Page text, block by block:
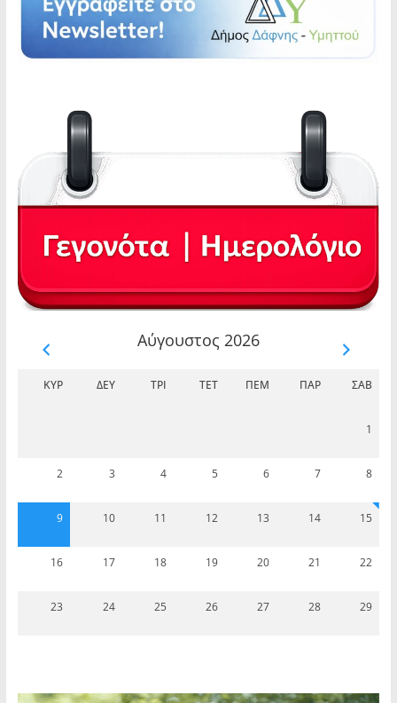
Αύγουστος 2026
ΚΥΡ ΔΕΥ ΤΡΊ ΤΕΤ ΠΈΜ ΠΑΡ ΣΆΒ
1
2 3 4 5 6 7 8
9 10 11 12 13 14 15
16 17 18 19 20 21 22
23 24 25 26 27 28 29